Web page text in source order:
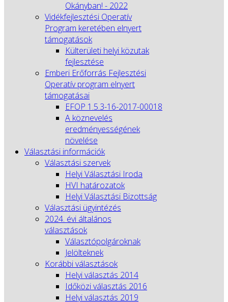
Okányban! - 2022
Vidékfejlesztési Operatív
Program keretében elnyert
támogatások
Külterületi helyi közutak
fejlesztése
Emberi Erőforrás Fejlesztési
Operatív program elnyert
támogatásai
EFOP 1.5.3-16-2017-00018
A köznevelés
eredményességének
növelése
Választási információk
Választási szervek
Helyi Választási Iroda
HVI határozatok
Helyi Választási Bizottság
Választási ügyintézés
2024. évi általános
választások
Választópolgároknak
Jelölteknek
Korábbi választások
Helyi választás 2014
Időközi választás 2016
Helyi választás 2019